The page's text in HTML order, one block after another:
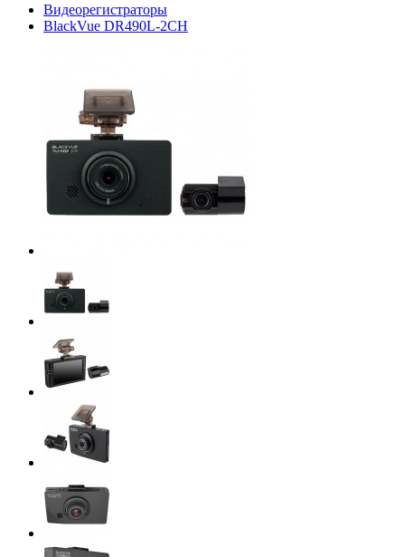
Видеорегистраторы
BlackVue DR490L-2CH